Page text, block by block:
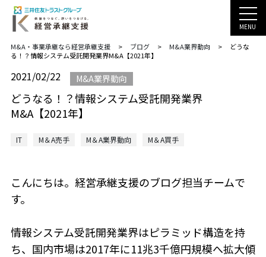
MENU
M&A・事業承継なら経営承継支援 > ブログ > M&A業界動向 >
どうな
る！？情報システム受託開発業界M&A【2021年】
2021/02/22 M&A業界動向
どうなる！？情報システム受託開発業界
M&A【2021年】
IT M＆A売手 M＆A業界動向 M＆A買手
こんにちは。経営承継支援のブログ担当チームで
す。
情報システム受託開発業界はピラミッド構造を持
ち、国内市場は2017年に11兆3千億円規模へ拡大傾